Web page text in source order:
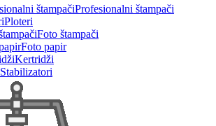
Profesionalni štampači
Ploteri
Foto štampači
Foto papir
Kertridži
Stabilizatori